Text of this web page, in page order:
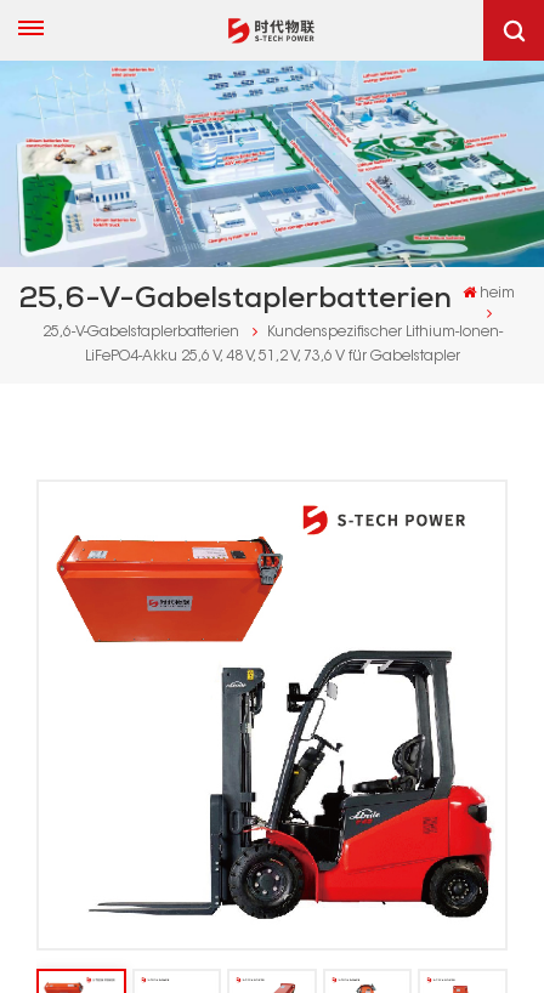
25,6-V-Gabelstaplerbatterien heim
25,6-V-Gabelstaplerbatterien
Kundenspezifischer Lithium-Ionen-
LiFePO4-Akku 25,6 V, 48 V, 51,2 V, 73,6 V für Gabelstapler